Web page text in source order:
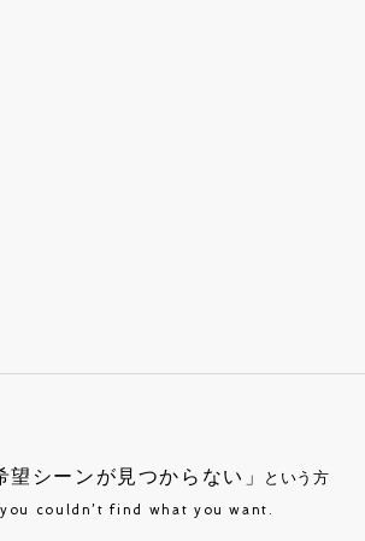
望シーンが見つからない」 という方
you couldn’t find what you want.